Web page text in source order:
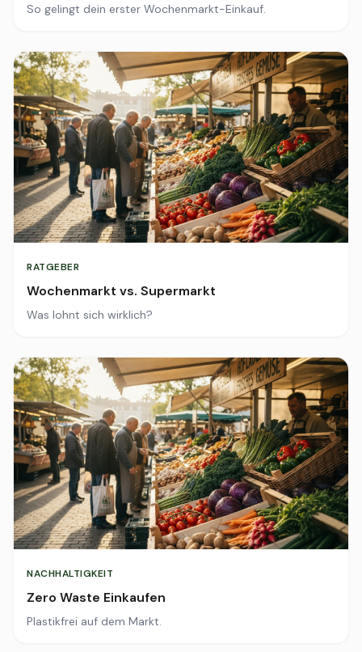
So gelingt dein erster Wochenmarkt-Einkauf.
RATGEBER
Wochenmarkt vs. Supermarkt
Was lohnt sich wirklich?
NACHHALTIGKEIT
Zero Waste Einkaufen
Plastikfrei auf dem Markt.